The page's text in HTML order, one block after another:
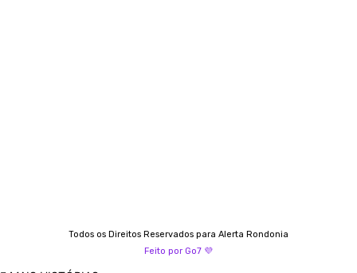
Todos os Direitos Reservados para Alerta Rondonia
Feito por Go7 💜